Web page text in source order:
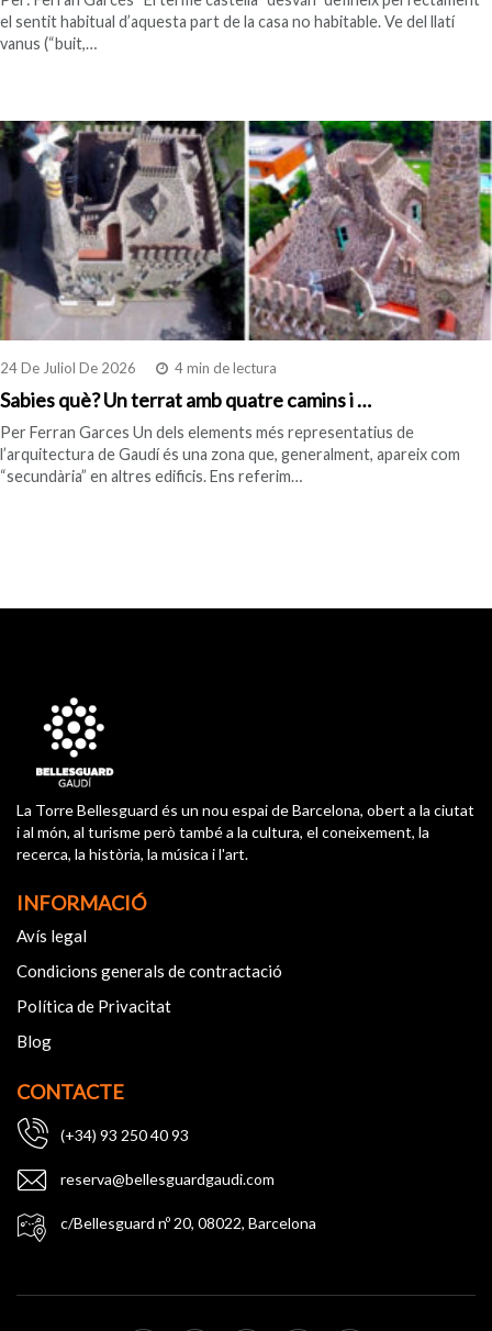
el sentit habitual d’aquesta part de la casa no habitable. Ve del llatí
vanus (“buit,…
24 De Juliol De 2026 4 min de lectura
Sabies què? Un terrat amb quatre camins i …
Per Ferran Garces Un dels elements més representatius de
l’arquitectura de Gaudí és una zona que, generalment, apareix com
“secundària” en altres edificis. Ens referim…
La Torre Bellesguard és un nou espai de Barcelona, obert a la ciutat
i al món, al turisme però també a la cultura, el coneixement, la
recerca, la història, la música i l'art.
INFORMACIÓ
Avís legal
Condicions generals de contractació
Política de Privacitat
Blog
CONTACTE
(+34) 93 250 40 93
reserva@bellesguardgaudi.com
c/Bellesguard nº 20, 08022, Barcelona